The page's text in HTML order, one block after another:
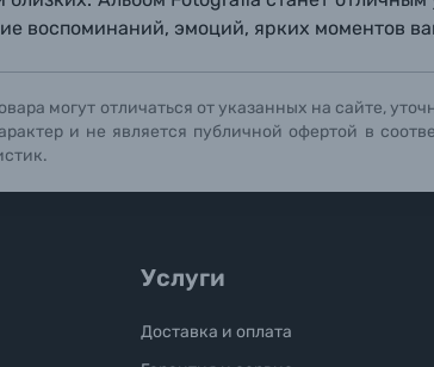
товары)
воспоминаний, эмоций, ярких моментов
могут отличаться от указанных на сайте,
и не является публичной офертой в
Услуги
Доставка и оплата